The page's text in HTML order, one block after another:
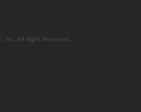
Inc. All Right Reserved.